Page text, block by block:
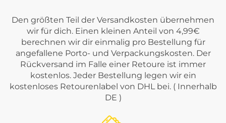
Den größten Teil der Versandkosten übernehmen
wir für dich. Einen kleinen Anteil von 4,99€
berechnen wir dir einmalig pro Bestellung für
angefallene Porto- und Verpackungskosten. Der
Rückversand im Falle einer Retoure ist immer
kostenlos. Jeder Bestellung legen wir ein
kostenloses Retourenlabel von DHL bei. ( Innerhalb
DE )